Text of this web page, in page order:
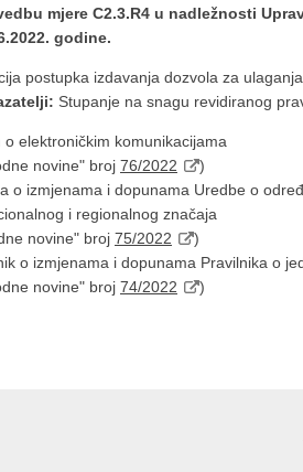
mjere C2.3.R4 u nadležnosti
godine.
postupka izdavanja dozvola za
Stupanje na snagu revidiranog
o elektroničkim komunikacijama
novine" broj 76/2022
)
o izmjenama i dopunama Uredbe o
i regionalnog značaja
novine" broj 75/2022
)
o izmjenama i dopunama Pravilnika o
novine" broj 74/2022 )